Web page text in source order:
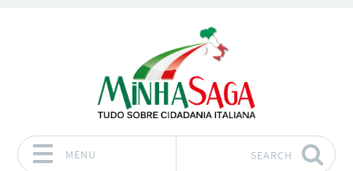
MENU SEARCH